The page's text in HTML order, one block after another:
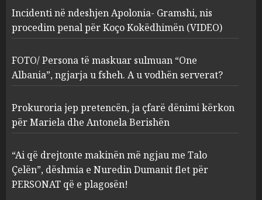
3
FOTO/ Persona të maskuar
sulmuan “One Albania”,
ngjarja u fsheh. A u vodhën
serverat?
MARCH 25, 2025
4
Prokuroria jep pretencën, ja
çfarë dënimi kërkon për
Berishën
MARCH 25, 2025
Incidenti në ndeshjen Apolonia- Gramshi, nis
procedim penal për Koço Kokëdhimën (VIDEO)
FOTO/ Persona të maskuar sulmuan “One
Albania”, ngjarja u fsheh. A u vodhën serverat?
Prokuroria jep pretencën, ja çfarë dënimi kërkon
për Mariela dhe Antonela Berishën
“Ai që drejtonte makinën më ngjau me Talo
Çelën”, dëshmia e Nuredin Dumanit flet për
PERSONAT që e plagosën!